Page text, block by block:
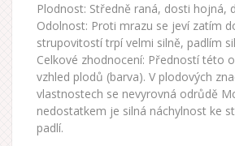
Plodnost: Středně raná, dosti hojná,
Odolnost: Proti mrazu se jeví zatím
strupovitostí trpí velmi silně, padlím
Celkové zhodnocení: Předností této
vzhled plodů (barva). V plodových
vlastnostech se nevyrovná odrůdě
nedostatkem je silná náchylnost ke
padlí.